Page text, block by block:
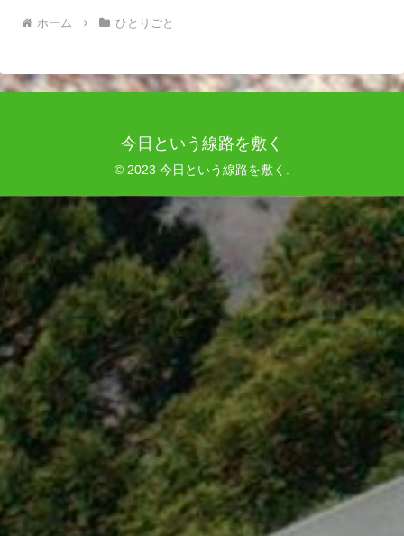
ホーム ひとりごと
今日という線路を敷く
© 2023 今日という線路を敷く.